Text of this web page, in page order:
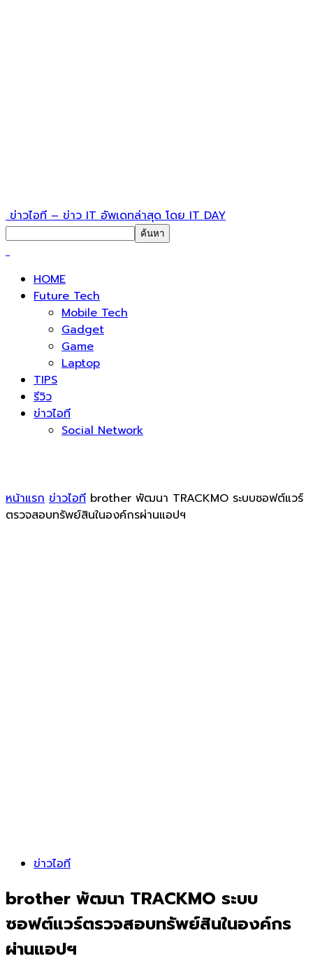
ข่าวไอที – ข่าว IT อัพเดทล่าสุด โดย IT DAY
HOME
Future Tech
Mobile Tech
Gadget
Game
Laptop
TIPS
รีวิว
ข่าวไอที
Social Network
หน้าแรก ข่าวไอที brother พัฒนา TRACKMO ระบบซอฟต์แวร์
ตรวจสอบทรัพย์สินในองค์กรผ่านแอปฯ
ข่าวไอที
brother พัฒนา TRACKMO ระบบ
ซอฟต์แวร์ตรวจสอบทรัพย์สินในองค์กร
ผ่านแอปฯ